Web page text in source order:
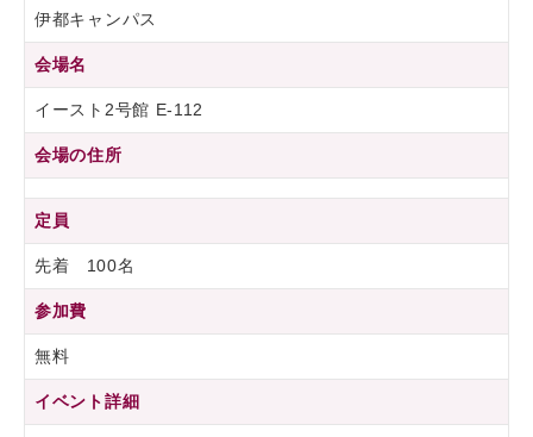
伊都キャンパス
会場名
イースト2号館 E-112
会場の住所
定員
先着 100名
参加費
無料
イベント詳細